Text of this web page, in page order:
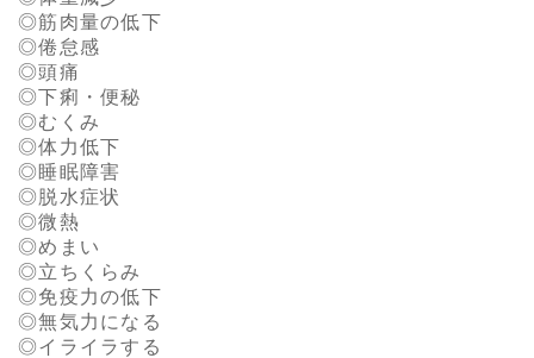
筋肉量の低下
倦怠感
頭痛
下痢・便秘
むくみ
体力低下
睡眠障害
脱水症状
微熱
めまい
立ちくらみ
免疫力の低下
無気力になる
イライラする